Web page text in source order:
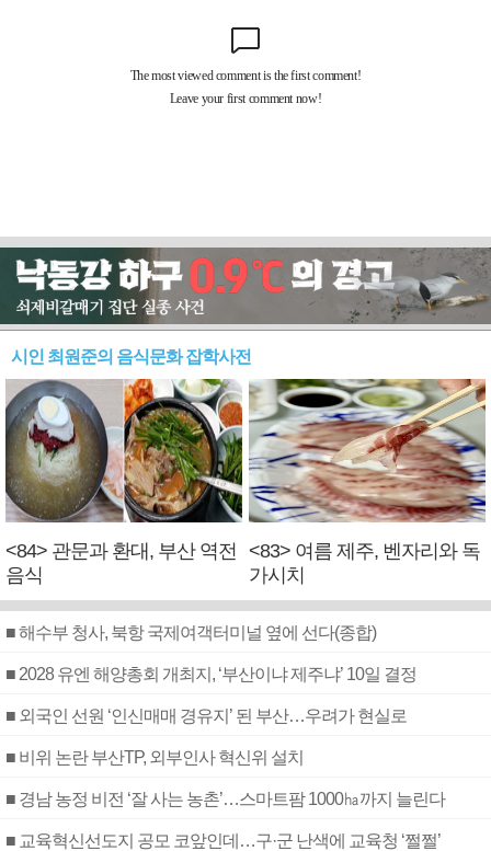
시인 최원준의 음식문화 잡학사전
<84> 관문과 환대, 부산 역전
음식
<83> 여름 제주, 벤자리와 독
가시치
■ 해수부 청사, 북항 국제여객터미널 옆에 선다(종합)
■ 2028 유엔 해양총회 개최지, ‘부산이냐 제주냐’ 10일 결정
■ 외국인 선원 ‘인신매매 경유지’ 된 부산…우려가 현실로
■ 비위 논란 부산TP, 외부인사 혁신위 설치
■ 경남 농정 비전 ‘잘 사는 농촌’…스마트팜 1000㏊까지 늘린다
■ 교육혁신선도지 공모 코앞인데…구·군 난색에 교육청 ‘쩔쩔’